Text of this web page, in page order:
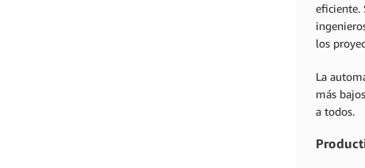
eficiente.
los
La
más
a todos.